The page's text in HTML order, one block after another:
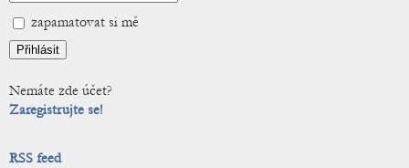
zapamatovat si mě
Nemáte zde účet?
Zaregistrujte se!
RSS feed